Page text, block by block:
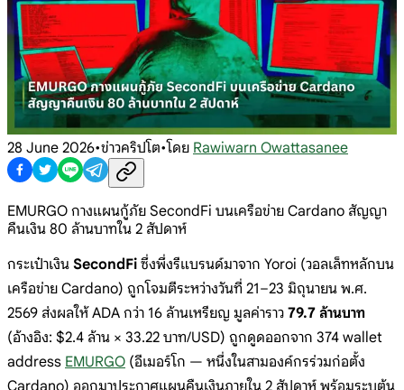
28 June 2026•ข่าวคริปโต•โดย Rawiwarn Owattasanee
EMURGO กางแผนกู้ภัย SecondFi บนเครือข่าย Cardano สัญญา
คืนเงิน 80 ล้านบาทใน 2 สัปดาห์
กระเป๋าเงิน SecondFi ซึ่งพึ่งรีแบรนด์มาจาก Yoroi (วอลเล็ทหลักบน
เครือข่าย Cardano) ถูกโจมตีระหว่างวันที่ 21–23 มิถุนายน พ.ศ.
2569 ส่งผลให้ ADA กว่า 16 ล้านเหรียญ มูลค่าราว 79.7 ล้านบาท
(อ้างอิง: $2.4 ล้าน × 33.22 บาท/USD) ถูกดูดออกจาก 374 wallet
address EMURGO (อีเมอร์โก — หนึ่งในสามองค์กรร่วมก่อตั้ง
Cardano) ออกมาประกาศแผนคืนเงินภายใน 2 สัปดาห์ พร้อมระบุต้น